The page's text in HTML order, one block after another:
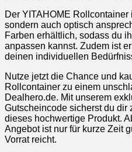
Der YITAHOME Rollcontainer
sondern auch optisch
Farben erhältlich, sodass du
anpassen kannst. Zudem ist
deinen individuellen
Nutze jetzt die Chance und
Rollcontainer zu einem
Dealhero.de. Mit unserem
Gutscheincode sicherst du dir
dieses hochwertige Produkt.
Angebot ist nur für kurze Zeit
Vorrat reicht.